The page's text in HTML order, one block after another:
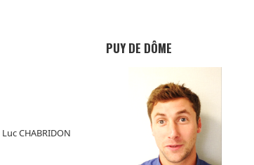
PUY DE DÔME
Luc CHABRIDON